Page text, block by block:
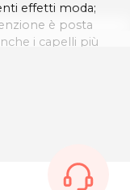
effetti moda;
è posta
i capelli più
esser per tutte
che la moda